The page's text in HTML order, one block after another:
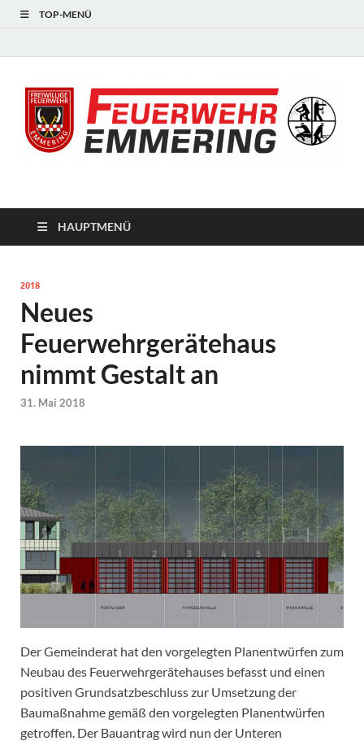
TOP-MENÜ
HAUPTMENÜ
2018
Neues
Feuerwehrgerätehaus
nimmt Gestalt an
31. Mai 2018
Der Gemeinderat hat den vorgelegten Planentwürfen zum
Neubau des Feuerwehrgerätehauses befasst und einen
positiven Grundsatzbeschluss zur Umsetzung der
Baumaßnahme gemäß den vorgelegten Planentwürfen
getroffen. Der Bauantrag wird nun der Unteren